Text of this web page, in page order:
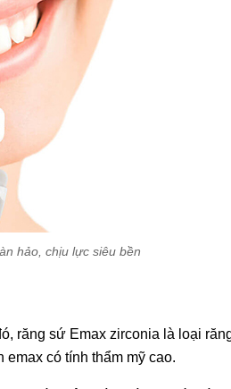
hảo, chịu lực siêu bền
răng sứ Emax zirconia là loại
có tính thẩm mỹ cao.